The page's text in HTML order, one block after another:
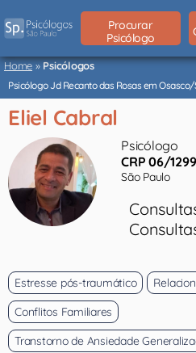
São
Paulo
Procurar
Psicólogo
Home»Psicólogos
Psicólogo Jd Recanto das Rosas em Osasco/
Eliel Cabral
Psicólogo
CRP 06/
São Paulo
Estresse pós-traumático
Conflitos Familiares
Transtorno de Ansiedade